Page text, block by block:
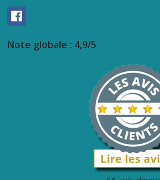
Note globale : 4,9/5